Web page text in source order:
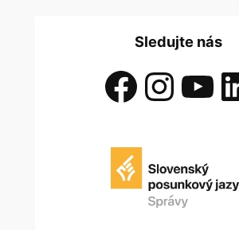
Sledujte nás
Facebook InstagramYouTube LinkedIn